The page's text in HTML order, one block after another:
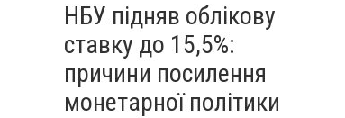
НБУ підняв облікову
ставку до 15,5%:
причини посилення
монетарної політики